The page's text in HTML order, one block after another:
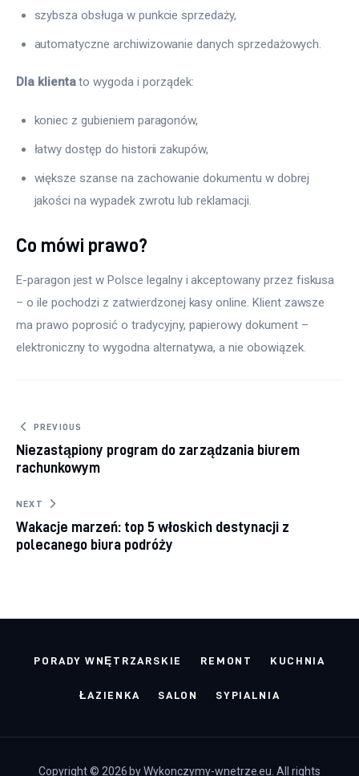
szybsza obsługa w punkcie sprzedaży,
automatyczne archiwizowanie danych sprzedażowych.
Dla klienta to wygoda i porządek:
koniec z gubieniem paragonów,
łatwy dostęp do historii zakupów,
większe szanse na zachowanie dokumentu w dobrej
jakości na wypadek zwrotu lub reklamacji.
Co mówi prawo?
E-paragon jest w Polsce legalny i akceptowany przez fiskusa
– o ile pochodzi z zatwierdzonej kasy online. Klient zawsze
ma prawo poprosić o tradycyjny, papierowy dokument –
elektroniczny to wygodna alternatywa, a nie obowiązek.
Nawigacja wpisu
PREVIOUS
Niezastąpiony program do zarządzania biurem
rachunkowym
NEXT
Wakacje marzeń: top 5 włoskich destynacji z
polecanego biura podróży
PORADY WNĘTRZARSKIE REMONT KUCHNIA
ŁAZIENKA SALON SYPIALNIA
Copyright © 2026 by Wykonczymy-wnetrze.eu. All rights